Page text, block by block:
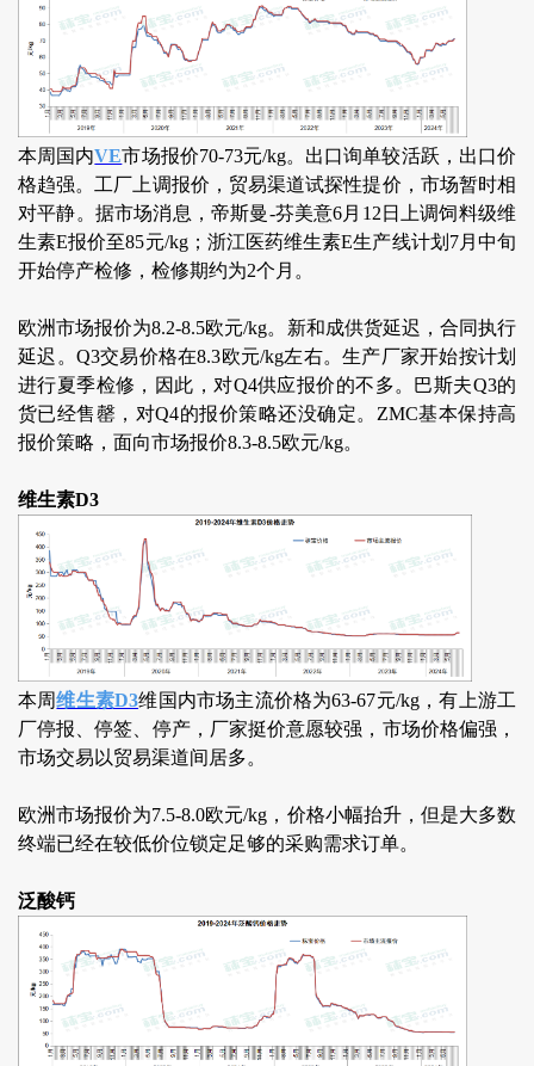
本周国内VE市场报价70-73元/kg。出口询单较活跃，出口价
格趋强。工厂上调报价，贸易渠道试探性提价，市场暂时相
对平静。据市场消息，帝斯曼-芬美意6月12日上调饲料级维
生素E报价至85元/kg；浙江医药维生素E生产线计划7月中旬
开始停产检修，检修期约为2个月。
欧洲市场报价为8.2-8.5欧元/kg。新和成供货延迟，合同执行
延迟。Q3交易价格在8.3欧元/kg左右。生产厂家开始按计划
进行夏季检修，因此，对Q4供应报价的不多。巴斯夫Q3的
货已经售罄，对Q4的报价策略还没确定。ZMC基本保持高
报价策略，面向市场报价8.3-8.5欧元/kg。
维生素D3
本周维生素D3维国内市场主流价格为63-67元/kg，有上游工
厂停报、停签、停产，厂家挺价意愿较强，市场价格偏强，
市场交易以贸易渠道间居多。
欧洲市场报价为7.5-8.0欧元/kg，价格小幅抬升，但是大多数
终端已经在较低价位锁定足够的采购需求订单。
泛酸钙